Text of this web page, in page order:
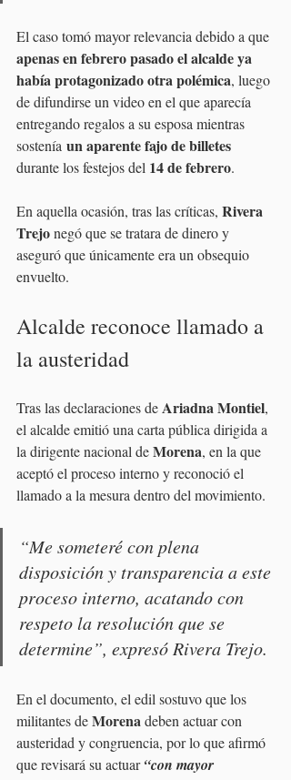
El caso tomó mayor relevancia debido a que
apenas en febrero pasado el alcalde ya
había protagonizado otra polémica, luego
de difundirse un video en el que aparecía
entregando regalos a su esposa mientras
sostenía un aparente fajo de billetes
durante los festejos del 14 de febrero.
En aquella ocasión, tras las críticas, Rivera
Trejo negó que se tratara de dinero y
aseguró que únicamente era un obsequio
envuelto.
Alcalde reconoce llamado a
la austeridad
Tras las declaraciones de Ariadna Montiel,
el alcalde emitió una carta pública dirigida a
la dirigente nacional de Morena, en la que
aceptó el proceso interno y reconoció el
llamado a la mesura dentro del movimiento.
“Me someteré con plena
disposición y transparencia a este
proceso interno, acatando con
respeto la resolución que se
determine”, expresó Rivera Trejo.
En el documento, el edil sostuvo que los
militantes de Morena deben actuar con
austeridad y congruencia, por lo que afirmó
que revisará su actuar “con mayor